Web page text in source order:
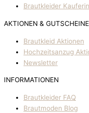
Brautkleider
AKTIONEN & GUTSCHEINE
Brautkleid Aktionen
Hochzeitsanzug
Newsletter
INFORMATIONEN
Brautkleider FAQ
Brautmoden Blog